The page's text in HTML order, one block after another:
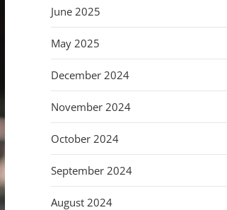
June 2025
May 2025
December 2024
November 2024
October 2024
September 2024
August 2024